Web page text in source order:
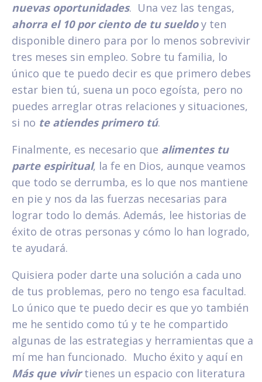
nuevas oportunidades. Una vez las tengas,
ahorra el 10 por ciento de tu sueldoy ten
disponible dinero para por lo menos sobrevivir
tres meses sin empleo. Sobre tu familia, lo
único que te puedo decir es que primero debes
estar bien tú, suena un poco egoísta, pero no
puedes arreglar otras relaciones y situaciones,
si no te atiendes primero tú.
Finalmente, es necesario que alimentes tu
parte espiritual, la fe en Dios, aunque veamos
que todo se derrumba, es lo que nos mantiene
en pie y nos da las fuerzas necesarias para
lograr todo lo demás. Además, lee historias de
éxito de otras personas y cómo lo han logrado,
te ayudará.
Quisiera poder darte una solución a cada uno
de tus problemas, pero no tengo esa facultad.
Lo único que te puedo decir es que yo también
me he sentido como tú y te he compartido
algunas de las estrategias y herramientas que a
mí me han funcionado. Mucho éxito y aquí en
Más que vivirtienes un espacio con literatura